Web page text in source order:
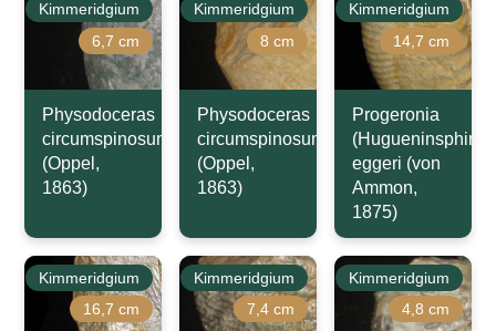
Kimmeridgium
6,7 cm
Physodoceras
circumspinosum
(Oppel,
1863)
Kimmeridgium
8 cm
Physodoceras
circumspinosum
(Oppel,
1863)
Kimmeridgium
14,7 cm
Progeronia
eggeri (von
Ammon,
1875)
Kimmeridgium
16,7 cm
Kimmeridgium
7,4 cm
Kimmeridgium
4,8 cm